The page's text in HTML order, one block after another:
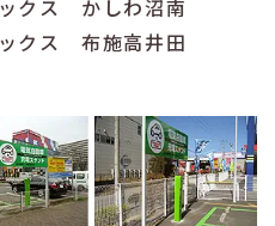
クス かしわ沼南
クス 布施高井田